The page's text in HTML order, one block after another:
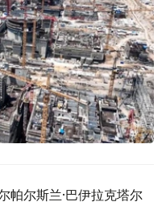
帕尔斯兰·巴伊拉克塔尔